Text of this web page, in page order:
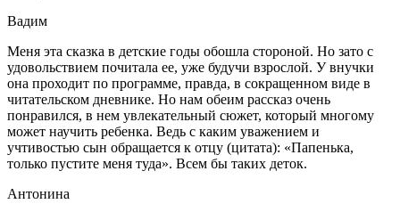
Вадим
Меня эта сказка в детские годы обошла стороной. Но зато с
удовольствием почитала ее, уже будучи взрослой. У внучки
она проходит по программе, правда, в сокращенном виде в
читательском дневнике. Но нам обеим рассказ очень
понравился, в нем увлекательный сюжет, который многому
может научить ребенка. Ведь с каким уважением и
учтивостью сын обращается к отцу (цитата): «Папенька,
только пустите меня туда». Всем бы таких деток.
Антонина